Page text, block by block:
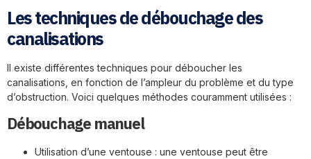
Les techniques de débouchage des
canalisations
Il existe différentes techniques pour déboucher les
canalisations, en fonction de l’ampleur du problème et du type
d’obstruction. Voici quelques méthodes couramment utilisées :
Débouchage manuel
Utilisation d’une ventouse : une ventouse peut être